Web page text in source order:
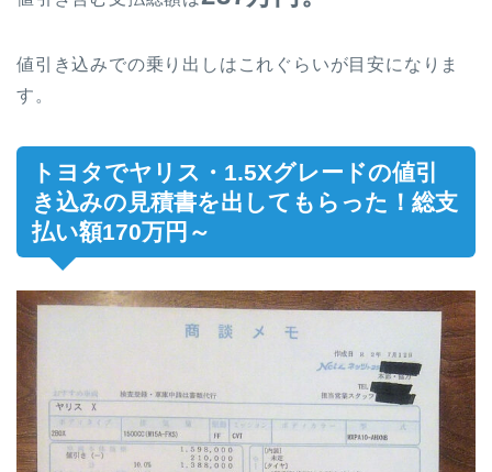
値引き込みでの乗り出しはこれぐらいが目安になりま
す。
トヨタでヤリス・1.5Xグレードの値引
き込みの見積書を出してもらった！総支
払い額170万円～